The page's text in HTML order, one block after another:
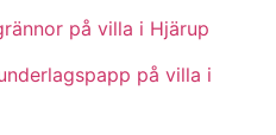
på villa i Hjärup
på villa i